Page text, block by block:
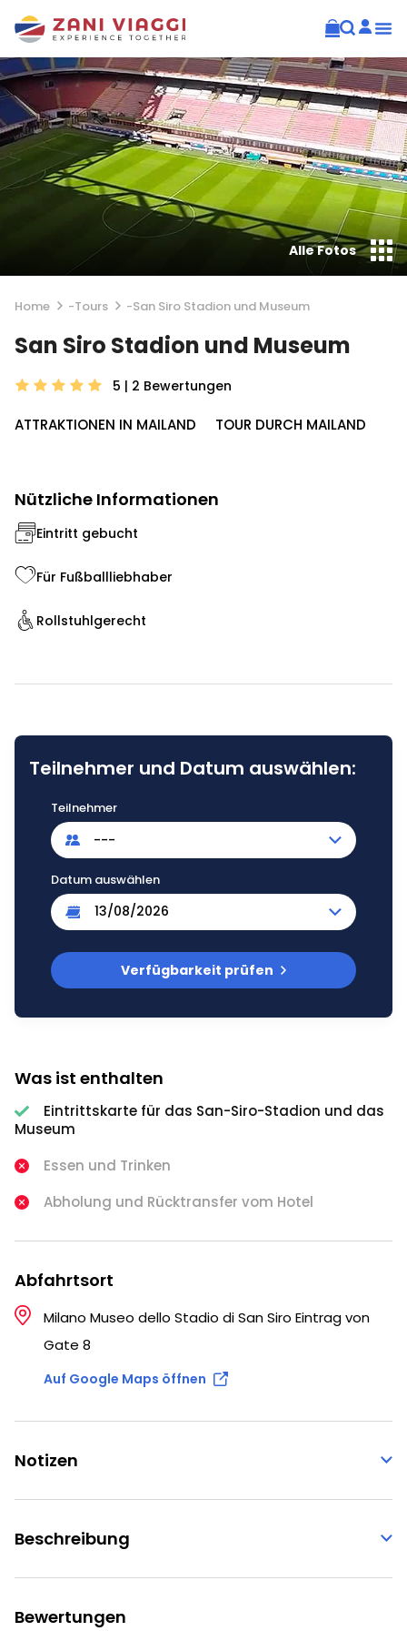
Home -Tours -San Siro Stadion und Museum
San Siro Stadion und Museum
5 | 2 Bewertungen
ATTRAKTIONEN IN MAILAND TOUR DURCH MAILAND
Alle Fotos
Nützliche Informationen
Eintritt gebucht
Für Fußballliebhaber
Rollstuhlgerecht
Teilnehmer und Datum auswählen:
Teilnehmer
---
Datum auswählen
Verfügbarkeit prüfen
Was ist enthalten
Eintrittskarte für das San-Siro-Stadion und das
Museum
Essen und Trinken
Abholung und Rücktransfer vom Hotel
Abfahrtsort
Milano Museo dello Stadio di San Siro Eintrag von
Gate 8
Auf Google Maps öffnen
Notizen
Beschreibung
Bewertungen